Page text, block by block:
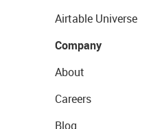
Airtable Universe
Company
About
Careers
Blog